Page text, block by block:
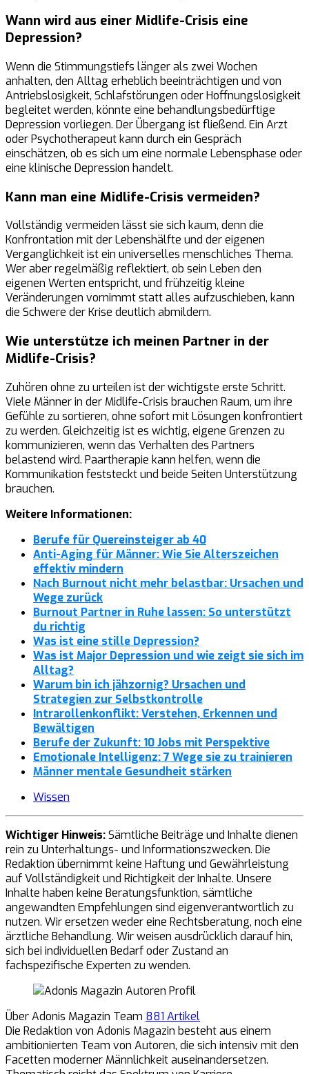
Wann wird aus einer Midlife-Crisis eine
Depression?
Wenn die Stimmungstiefs länger als zwei Wochen
anhalten, den Alltag erheblich beeinträchtigen und von
Antriebslosigkeit, Schlafstörungen oder Hoffnungslosigkeit
begleitet werden, könnte eine behandlungsbedürftige
Depression vorliegen. Der Übergang ist fließend. Ein Arzt
oder Psychotherapeut kann durch ein Gespräch
einschätzen, ob es sich um eine normale Lebensphase oder
eine klinische Depression handelt.
Kann man eine Midlife-Crisis vermeiden?
Vollständig vermeiden lässt sie sich kaum, denn die
Konfrontation mit der Lebenshälfte und der eigenen
Verganglichkeit ist ein universelles menschliches Thema.
Wer aber regelmäßig reflektiert, ob sein Leben den
eigenen Werten entspricht, und frühzeitig kleine
Veränderungen vornimmt statt alles aufzuschieben, kann
die Schwere der Krise deutlich abmildern.
Wie unterstütze ich meinen Partner in der
Midlife-Crisis?
Zuhören ohne zu urteilen ist der wichtigste erste Schritt.
Viele Männer in der Midlife-Crisis brauchen Raum, um ihre
Gefühle zu sortieren, ohne sofort mit Lösungen konfrontiert
zu werden. Gleichzeitig ist es wichtig, eigene Grenzen zu
kommunizieren, wenn das Verhalten des Partners
belastend wird. Paartherapie kann helfen, wenn die
Kommunikation feststeckt und beide Seiten Unterstützung
brauchen.
Weitere Informationen:
Berufe für Quereinsteiger ab 40
Anti-Aging für Männer: Wie Sie Alterszeichen
effektiv mindern
Nach Burnout nicht mehr belastbar: Ursachen und
Wege zurück
Burnout Partner in Ruhe lassen: So unterstützt
du richtig
Was ist eine stille Depression?
Was ist Major Depression und wie zeigt sie sich im
Alltag?
Warum bin ich jähzornig? Ursachen und
Strategien zur Selbstkontrolle
Intrarollenkonflikt: Verstehen, Erkennen und
Bewältigen
Berufe der Zukunft: 10 Jobs mit Perspektive
Emotionale Intelligenz: 7 Wege sie zu trainieren
Männer mentale Gesundheit stärken
Wissen
Wichtiger Hinweis:Sämtliche Beiträge und Inhalte dienen
rein zu Unterhaltungs- und Informationszwecken. Die
Redaktion übernimmt keine Haftung und Gewährleistung
auf Vollständigkeit und Richtigkeit der Inhalte. Unsere
Inhalte haben keine Beratungsfunktion, sämtliche
angewandten Empfehlungen sind eigenverantwortlich zu
nutzen. Wir ersetzen weder eine Rechtsberatung, noch eine
ärztliche Behandlung. Wir weisen ausdrücklich darauf hin,
sich bei individuellen Bedarf oder Zustand an
fachspezifische Experten zu wenden.
Über Adonis Magazin Team 881 Artikel
Die Redaktion von Adonis Magazin besteht aus einem
ambitionierten Team von Autoren, die sich intensiv mit den
Facetten moderner Männlichkeit auseinandersetzen.